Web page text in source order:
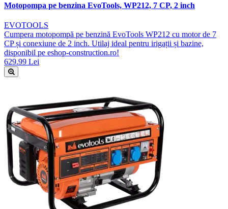
Motopompa pe benzina EvoTools, WP212, 7 CP, 2 inch
EVOTOOLS
Cumpera motopompă pe benzină EvoTools WP212 cu motor de 7
CP și conexiune de 2 inch. Utilaj ideal pentru irigații și bazine,
disponibil pe eshop-construction.ro!
629.99 Lei